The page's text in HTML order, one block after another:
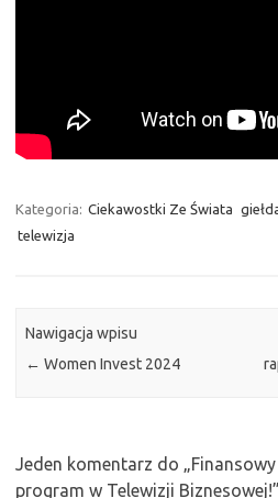
Kategoria: Ciekawostki Ze Świata
telewizja
Nawigacja wpisu
← Women Invest 2024
Jeden komentarz do „
program w Telewizji Biznesowej!”